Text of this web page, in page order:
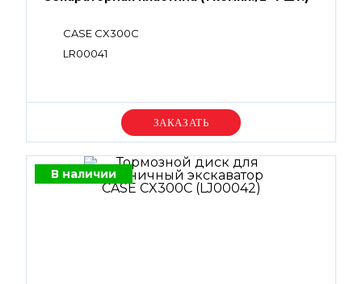
CASE CX300C
LR00041
Уточняйте цену
В наличии